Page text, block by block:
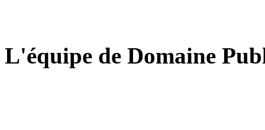
L'équipe de Domaine